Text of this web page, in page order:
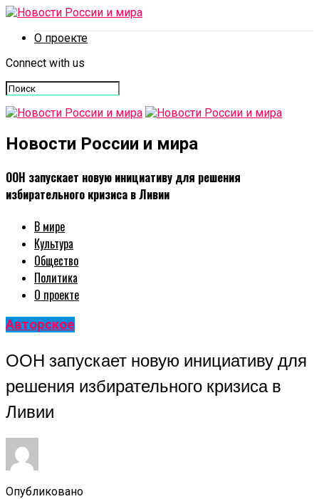
О проекте
Connect with us
Новости России и мира
ООН запускает новую инициативу для решения
избирательного кризиса в Ливии
В мире
Культура
Общество
Политика
О проекте
Авторское
ООН запускает новую инициативу для
решения избирательного кризиса в
Ливии
Опубликовано